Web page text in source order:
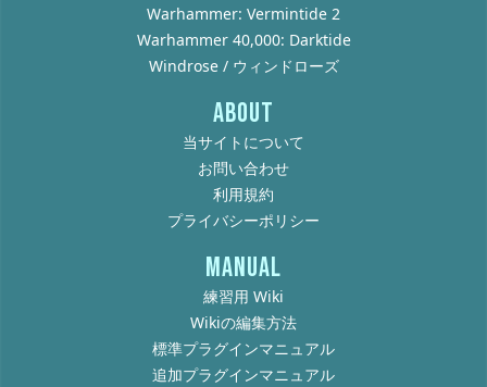
Warhammer: Vermintide 2
Warhammer 40,000: Darktide
Windrose / ウィンドローズ
ABOUT
当サイトについて
お問い合わせ
利用規約
プライバシーポリシー
MANUAL
練習用 Wiki
Wikiの編集方法
標準プラグインマニュアル
追加プラグインマニュアル